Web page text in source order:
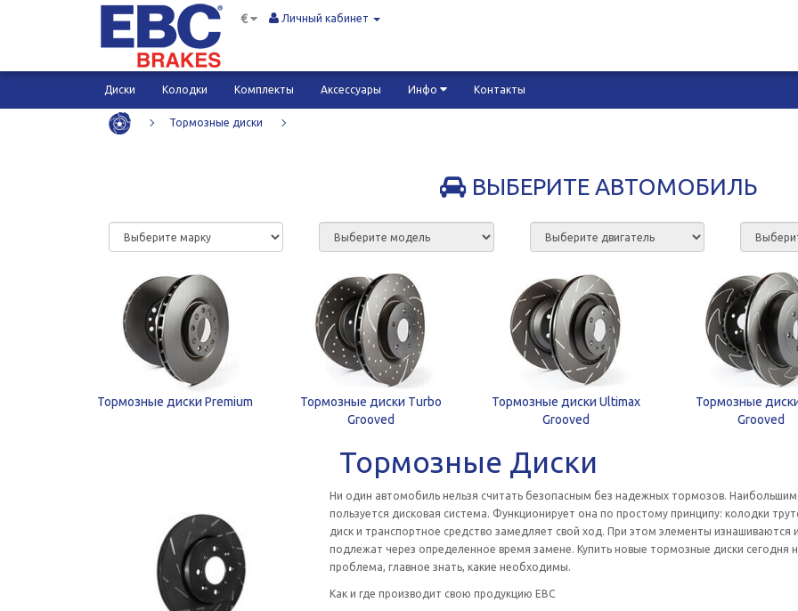
€ Личный кабинет
Диски Колодки Комплекты Аксессуары Инфо Контакты
Тормозные диски
ВЫБЕРИТЕ АВТОМОБИЛЬ
Тормозные диски Premium
Тормозные диски Turbo
Grooved
Тормозные диски Ultimax
Grooved
Тормозные
Grooved
Тормозные Диски
Ни один автомобиль нельзя считать безопасным без надежных тормозов.
пользуется дисковая система. Функционирует она по простому принципу: колодки
диск и транспортное средство замедляет свой ход. При этом элементы изнашиваются и
подлежат через определенное время замене. Купить новые тормозные диски сегодня
проблема, главное знать, какие необходимы.
Как и где производит свою продукцию ЕВС